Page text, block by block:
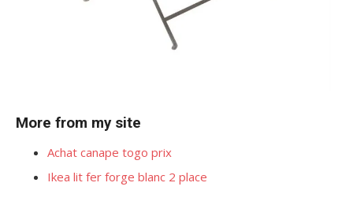
More from my site
Achat canape togo prix
Ikea lit fer forge blanc 2 place